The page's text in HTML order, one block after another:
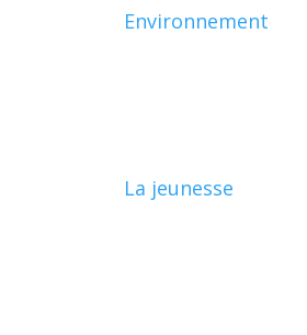
Environnement
La jeunesse